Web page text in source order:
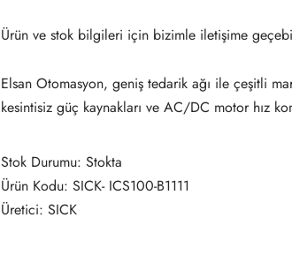
Ürün ve stok bilgileri için bizimle iletişime
Elsan Otomasyon, geniş tedarik ağı ile çeşitli
kesintisiz güç kaynakları ve AC/DC motor hız
Stok Durumu: Stokta
Ürün Kodu: SICK- ICS100-B1111
Üretici: SICK